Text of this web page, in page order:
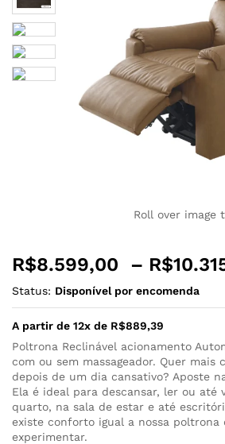
Roll over image
R$8.599,00 – R$
Status: Disponível por encomenda
A partir de 12x de R$889,39
Poltrona Reclinável acionamento
com ou sem massageador. Quer mais
depois de um dia cansativo? Aposte
Ela é ideal para descansar, ler ou até
quarto, na sala de estar e até
existe conforto igual a nossa poltrona
experimentar.